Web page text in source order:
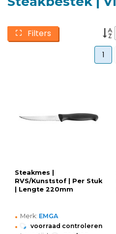
Filters
1
Steakmes |
RVS/Kunststof | Per Stuk
| Lengte 220mm
• Merk: EMGA
• voorraad controleren